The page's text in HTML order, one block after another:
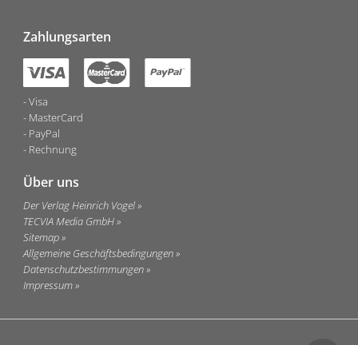
Zahlungsarten
Visa
MasterCard
PayPal
Rechnung
Über uns
Der Verlag Heinrich Vogel
TECVIA Media GmbH
Sitemap
Allgemeine Geschäftsbedingungen
Datenschutzbestimmungen
Impressum